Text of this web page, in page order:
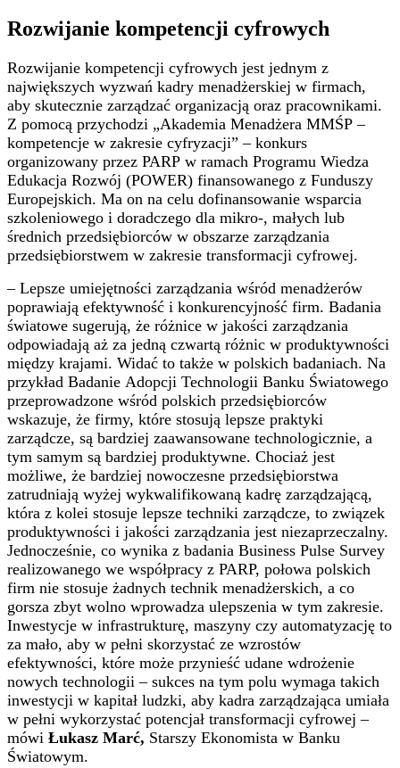
Rozwijanie kompetencji cyfrowych
Rozwijanie kompetencji cyfrowych jest jednym z
największych wyzwań kadry menadżerskiej w firmach,
aby skutecznie zarządzać organizacją oraz pracownikami.
Z pomocą przychodzi „Akademia Menadżera MMŚP –
kompetencje w zakresie cyfryzacji” – konkurs
organizowany przez PARP w ramach Programu Wiedza
Edukacja Rozwój (POWER) finansowanego z Funduszy
Europejskich. Ma on na celu dofinansowanie wsparcia
szkoleniowego i doradczego dla mikro-, małych lub
średnich przedsiębiorców w obszarze zarządzania
przedsiębiorstwem w zakresie transformacji cyfrowej.
– Lepsze umiejętności zarządzania wśród menadżerów
poprawiają efektywność i konkurencyjność firm. Badania
światowe sugerują, że różnice w jakości zarządzania
odpowiadają aż za jedną czwartą różnic w produktywności
między krajami. Widać to także w polskich badaniach. Na
przykład Badanie Adopcji Technologii Banku Światowego
przeprowadzone wśród polskich przedsiębiorców
wskazuje, że firmy, które stosują lepsze praktyki
zarządcze, są bardziej zaawansowane technologicznie, a
tym samym są bardziej produktywne. Chociaż jest
możliwe, że bardziej nowoczesne przedsiębiorstwa
zatrudniają wyżej wykwalifikowaną kadrę zarządzającą,
która z kolei stosuje lepsze techniki zarządcze, to związek
produktywności i jakości zarządzania jest niezaprzeczalny.
Jednocześnie, co wynika z badania Business Pulse Survey
realizowanego we współpracy z PARP, połowa polskich
firm nie stosuje żadnych technik menadżerskich, a co
gorsza zbyt wolno wprowadza ulepszenia w tym zakresie.
Inwestycje w infrastrukturę, maszyny czy automatyzację to
za mało, aby w pełni skorzystać ze wzrostów
efektywności, które może przynieść udane wdrożenie
nowych technologii – sukces na tym polu wymaga takich
inwestycji w kapitał ludzki, aby kadra zarządzająca umiała
w pełni wykorzystać potencjał transformacji cyfrowej –
mówi Łukasz Marć, Starszy Ekonomista w Banku
Światowym.